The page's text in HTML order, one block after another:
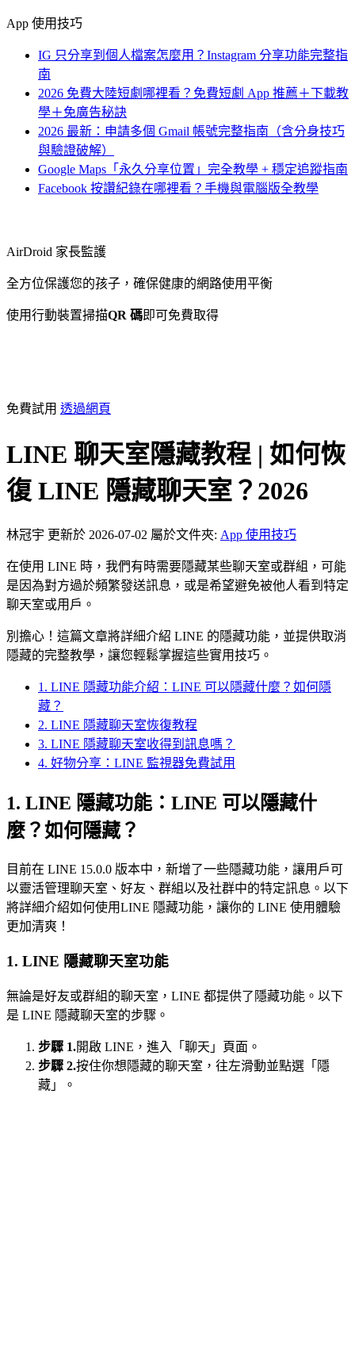
App 使用技巧
IG 只分享到個人檔案怎麼用？Instagram 分享功能完整指
南
2026 免費大陸短劇哪裡看？免費短劇 App 推薦＋下載教
學＋免廣告秘訣
2026 最新：申請多個 Gmail 帳號完整指南（含分身技巧
與驗證破解）
Google Maps「永久分享位置」完全教學 + 穩定追蹤指南
Facebook 按讚紀錄在哪裡看？手機與電腦版全教學
AirDroid 家長監護
全方位保護您的孩子，確保健康的網路使用平衡
使用行動裝置掃描QR 碼即可免費取得
免費試用 透過網頁
LINE 聊天室隱藏教程 | 如何恢
復 LINE 隱藏聊天室？2026
林冠宇 更新於 2026-07-02 屬於文件夾: App 使用技巧
在使用 LINE 時，我們有時需要隱藏某些聊天室或群組，可能
是因為對方過於頻繁發送訊息，或是希望避免被他人看到特定
聊天室或用戶。
別擔心！這篇文章將詳細介紹 LINE 的隱藏功能，並提供取消
隱藏的完整教學，讓您輕鬆掌握這些實用技巧。
1. LINE 隱藏功能介紹：LINE 可以隱藏什麼？如何隱
藏？
2. LINE 隱藏聊天室恢復教程
3. LINE 隱藏聊天室收得到訊息嗎？
4. 好物分享：LINE 監視器免費試用
1. LINE 隱藏功能：LINE 可以隱藏什
麼？如何隱藏？
目前在 LINE 15.0.0 版本中，新增了一些隱藏功能，讓用戶可
以靈活管理聊天室、好友、群組以及社群中的特定訊息。以下
將詳細介紹如何使用LINE 隱藏功能，讓你的 LINE 使用體驗
更加清爽！
1. LINE 隱藏聊天室功能
無論是好友或群組的聊天室，LINE 都提供了隱藏功能。以下
是 LINE 隱藏聊天室的步驟。
步驟 1.開啟 LINE，進入「聊天」頁面。
步驟 2.按住你想隱藏的聊天室，往左滑動並點選「隱
藏」。